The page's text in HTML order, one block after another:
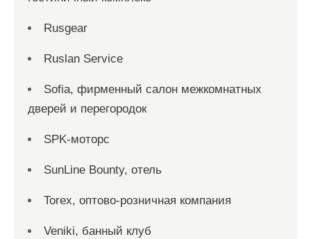
Rusgear
Ruslan Service
Sofia, фирменный салон межкомнатных
дверей и перегородок
SPK-моторс
SunLine Bounty, отель
Torex, оптово-розничная компания
Veniki, банный клуб